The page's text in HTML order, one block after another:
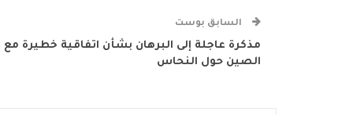
السابق بوست
مذكرة عاجلة إلى البرهان بشأن اتفاقية خطيرة مع
الصين حول النحاس